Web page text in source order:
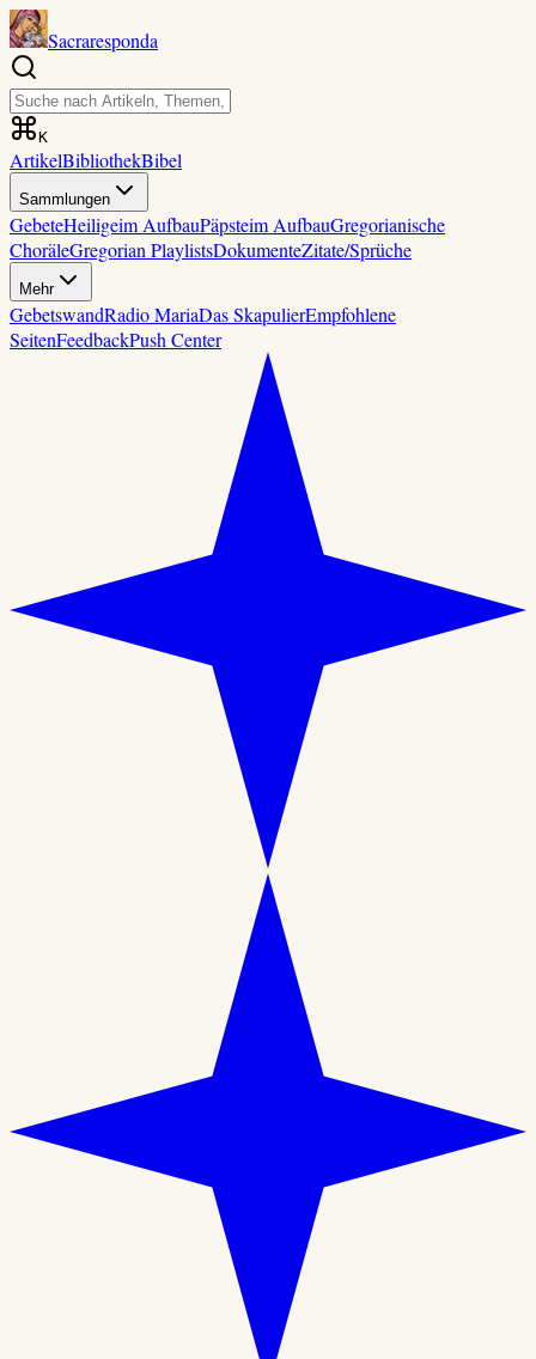
Sacraresponda
K
ArtikelBibliothekBibel
Sammlungen
GebeteHeiligeim AufbauPäpsteim AufbauGregorianische
ChoräleGregorian PlaylistsDokumenteZitate/Sprüche
Mehr
GebetswandRadio MariaDas SkapulierEmpfohlene
SeitenFeedbackPush Center